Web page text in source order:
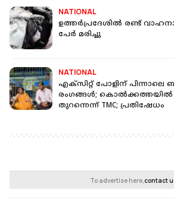
NATIONAL
ഉത്തർപ്രദേശിൽ രണ്ട്
പേർ മരിച്ചു
NATIONAL
എക്‌സിറ്റ് പോളിന് പിന്നാലെ
രംഗങ്ങൾ; കൊൽക്കത്തയിൽ
തുറന്നെന്ന് TMC; പ്രതിഷേധം
To advertise here,contact